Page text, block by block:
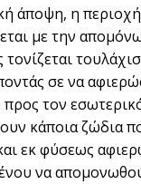
άποψη, η
με την
τονίζεται
σε να
προς τον
κάποια ζώδια
εκ φύσεως
να